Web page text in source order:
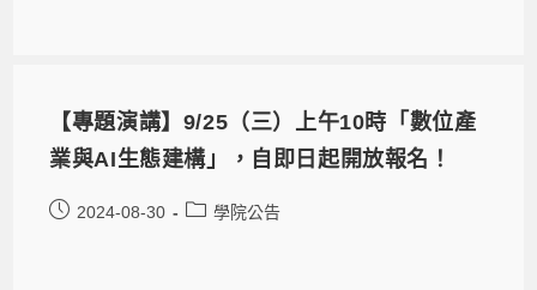
【專題演講】9/25（三）上午10時「數位產
業與AI生態建構」，自即日起開放報名！
2024-08-30 學院公告